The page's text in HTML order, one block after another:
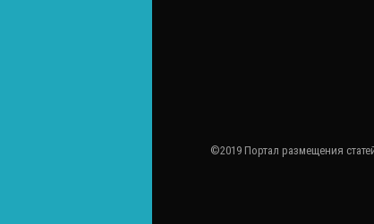
©2019 Портал размещения